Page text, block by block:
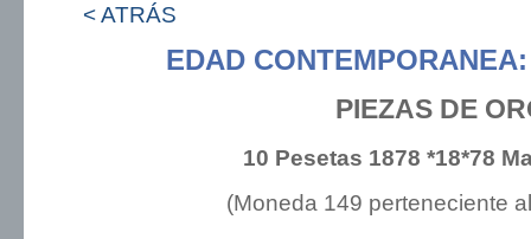
< ATRÁS
EDAD
PIEZAS DE
10 Pesetas 1878 *18*78
(Moneda 149 perteneciente